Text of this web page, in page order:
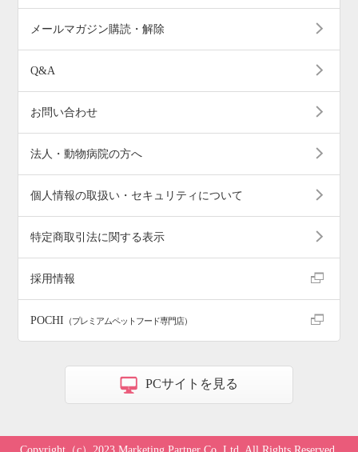
メールマガジン購読・解除
Q&A
お問い合わせ
法人・動物病院の方へ
個人情報の取扱い・セキュリティについて
特定商取引法に関する表示
採用情報
POCHI （プレミアムペットフード専門店）
PCサイトを見る